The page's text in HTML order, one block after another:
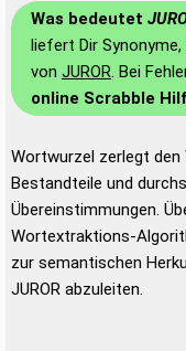
Was bedeutet
liefert Dir
von JUROR. Bei
online Scrabble
Wortwurzel zerlegt den
Bestandteile und
Übereinstimmungen.
Wortextraktions-
zur semantischen
JUROR abzuleiten.